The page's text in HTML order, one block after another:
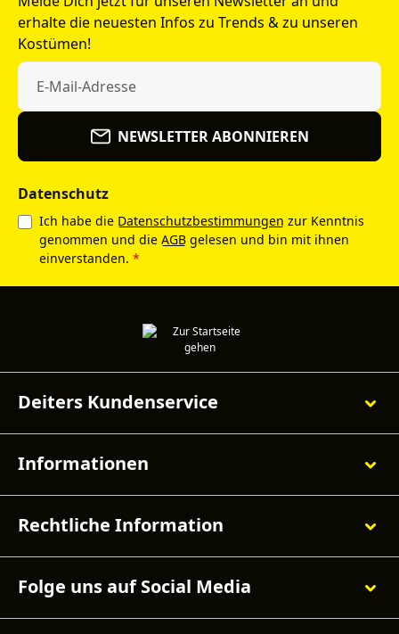
erhalte die neuesten Infos zu Trends & zu unseren
Kostümen!
NEWSLETTER ABONNIEREN
Datenschutz
Ich habe die Datenschutzbestimmungen zur Kenntnis
genommen und die AGB gelesen und bin mit ihnen
einverstanden. *
Deiters Kundenservice
Informationen
Rechtliche Information
Folge uns auf Social Media